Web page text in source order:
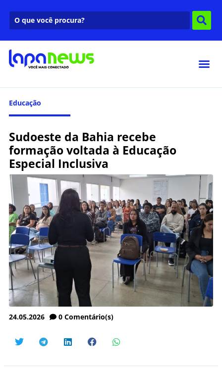
Educação
Sudoeste da Bahia recebe
formação voltada à Educação
Especial Inclusiva
24.05.2026 0 Comentário(s)